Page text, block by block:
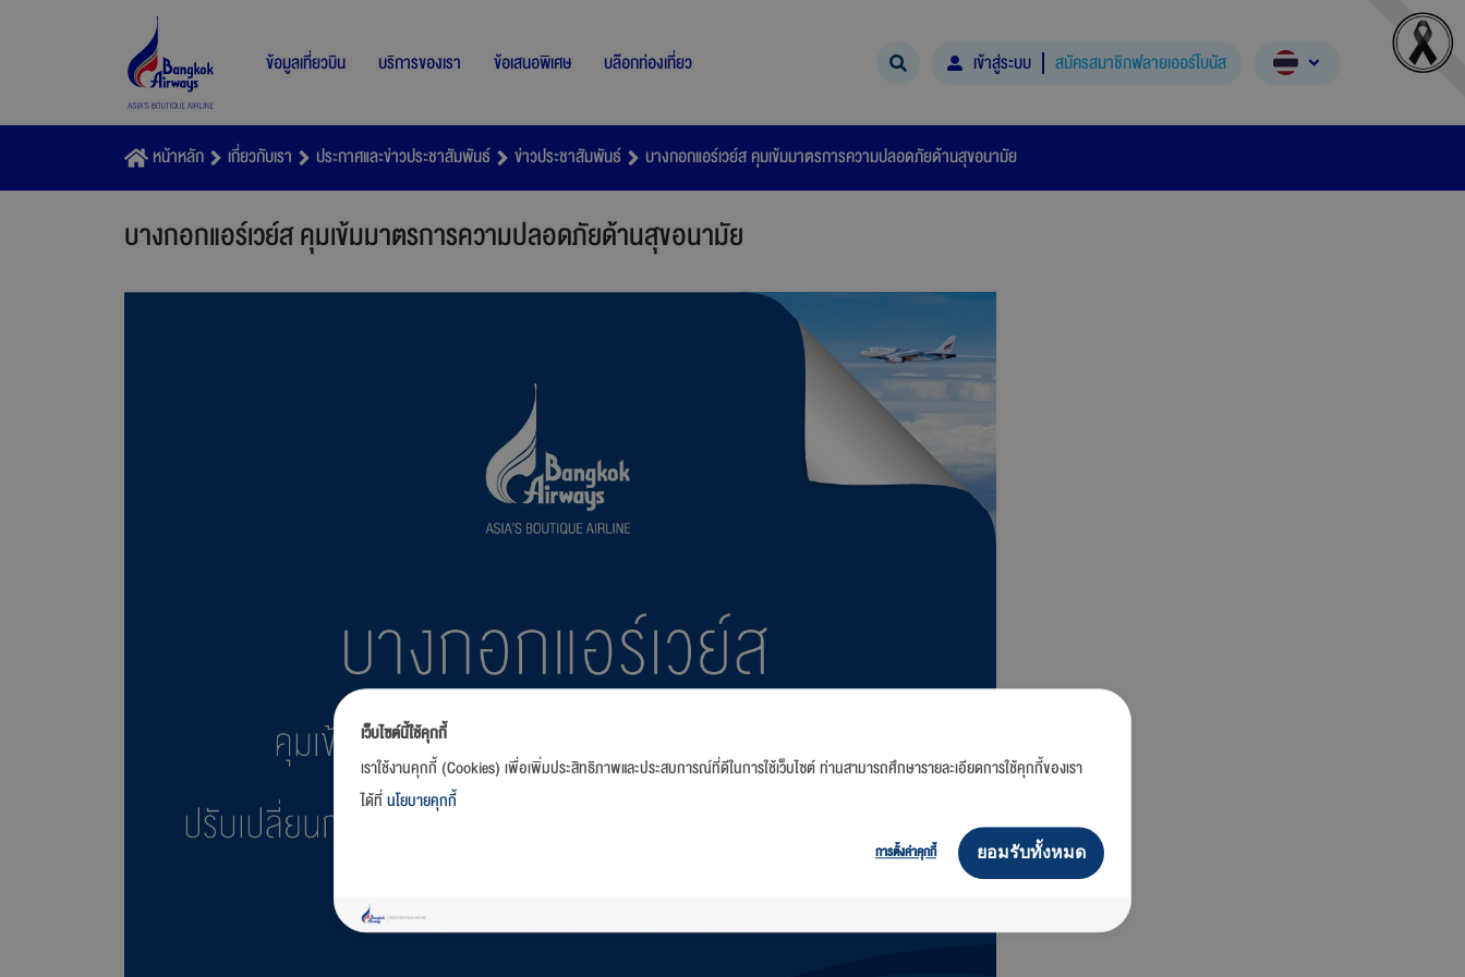
ข้อมูลเที่ยวบิน บริการของเรา ข้อเสนอพิเศษ บล๊อกท่องเที่ยว เข้าสู่ระบบ สมัครสมาชิกฟลายเออร์โบนัส
หน้าหลัก เกี่ยวกับเรา ประกาศและข่าวประชาสัมพันธ์ ข่าวประชาสัมพันธ์ บางกอกแอร์เวย์ส คุมเข้มมาตรการความปลอดภัยด้านสุขอนามัย
บางกอกแอร์เวย์ส คุมเข้มมาตรการความปลอดภัยด้านสุขอนามัย
เว็บไซต์นี้ใช้คุกกี้
เราใช้งานคุกกี้ (Cookies) เพื่อเพิ่มประสิทธิภาพและประสบการณ์ที่ดีในการใช้เว็บไซต์ ท่านสามารถศึกษารายละเอียดการใช้คุกกี้ของเรา
ได้ที่นโยบายคุกกี้
ยอมรับทั้งหมด
การตั้งค่าคุกกี้